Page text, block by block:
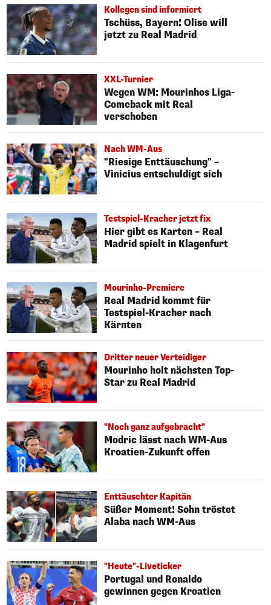
Kollegen sind informiert
Tschüss, Bayern! Olise will
jetzt zu Real Madrid
XXL-Turnier
Wegen WM: Mourinhos Liga-
Comeback mit Real
verschoben
Nach WM-Aus
"Riesige Enttäuschung" –
Vinicius entschuldigt sich
Testspiel-Kracher jetzt fix
Hier gibt es Karten – Real
Madrid spielt in Klagenfurt
Mourinho-Premiere
Real Madrid kommt für
Testspiel-Kracher nach
Kärnten
Dritter neuer Verteidiger
Mourinho holt nächsten Top-
Star zu Real Madrid
"Noch ganz aufgebracht"
Modric lässt nach WM-Aus
Kroatien-Zukunft offen
Enttäuschter Kapitän
Süßer Moment! Sohn tröstet
Alaba nach WM-Aus
"Heute"-Liveticker
Portugal und Ronaldo
gewinnen gegen Kroatien